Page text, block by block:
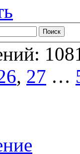
, 27 …